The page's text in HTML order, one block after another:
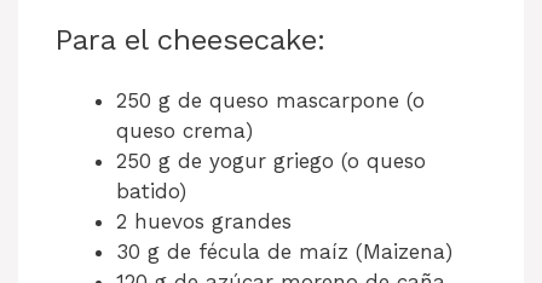
Para el cheesecake:
250 g de queso mascarpone (o
queso crema)
250 g de yogur griego (o queso
batido)
2 huevos grandes
30 g de fécula de maíz (Maizena)